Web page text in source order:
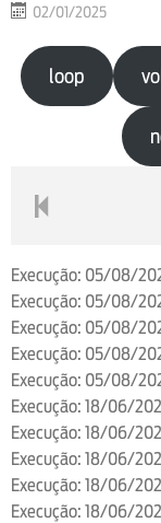
02/01/2025
loop
Execução: 05/08/
Execução: 05/08/
Execução: 05/08/
Execução: 05/08/
Execução: 05/08/
Execução: 18/06/
Execução: 18/06/
Execução: 18/06/
Execução: 18/06/
Execução: 18/06/